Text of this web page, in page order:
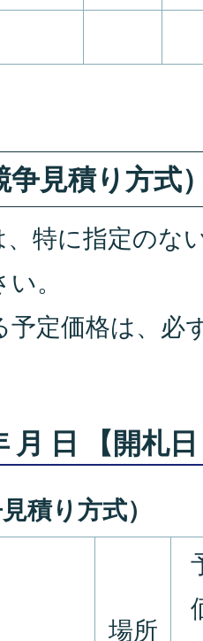
争見積り方式
特に指定のな
。
定価格は、必
月 日 【開札
積り方式）
場所